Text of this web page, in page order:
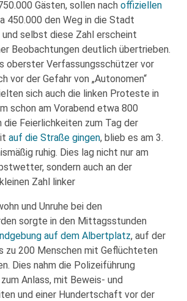
Gästen, sollen nach offiziellen
450.000 den Weg in die Stadt
selbst diese Zahl erscheint
Beobachtungen deutlich übertrieben.
oberster Verfassungsschützer vor
vor der Gefahr von „Autonomen“
sich auch die linken Proteste in
schon am Vorabend etwa 800
die Feierlichkeiten zum Tag der
auf die Straße gingen, blieb es am 3.
ruhig. Dies lag nicht nur am
sondern auch an der
Zahl linker
und Unruhe bei den
sorgte in den Mittagsstunden
auf dem Albertplatz, auf der
zu 200 Menschen mit Geflüchteten
Dies nahm die Polizeiführung
Anlass, mit Beweis- und
und einer Hundertschaft vor der